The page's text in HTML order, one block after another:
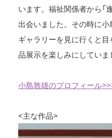
います。福祉関係者から「
出会いました。その時に小
ギャラリーを見に行くと
品展示を楽しみにしていま
小島敦雄のプロフィール
<主な作品>